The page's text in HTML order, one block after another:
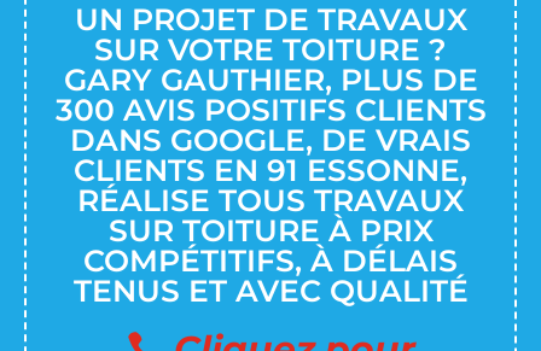
UN PROJET DE TRAVAUX
SUR VOTRE TOITURE ?
GARY GAUTHIER, PLUS DE
300 AVIS POSITIFS CLIENTS
DANS GOOGLE, DE VRAIS
CLIENTS EN 91 ESSONNE,
RÉALISE TOUS TRAVAUX
SUR TOITURE À PRIX
COMPÉTITIFS, À DÉLAIS
TENUS ET AVEC QUALITÉ